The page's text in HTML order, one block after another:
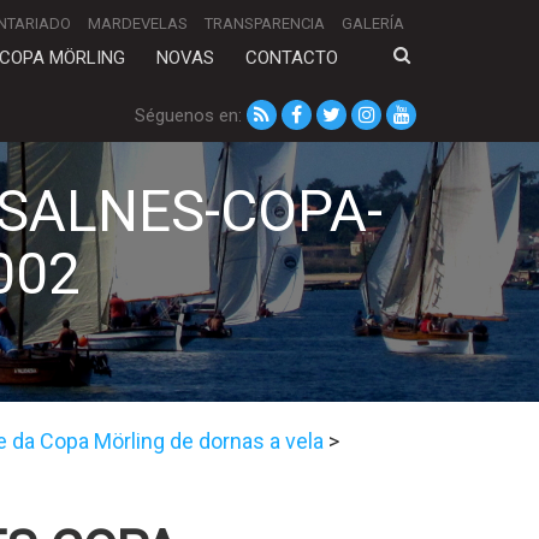
MARDEVELAS TRANSPARENCIA GALERÍA
COPA MÖRLING NOVAS CONTACTO
Séguenos en:
COPA-
Copa Mörling de dornas a vela >